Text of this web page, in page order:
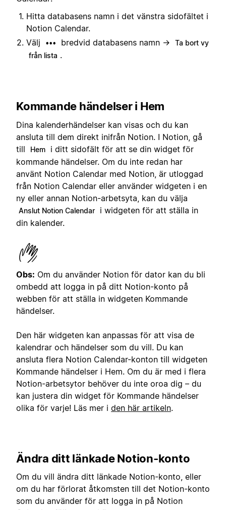
Hitta databasens namn i det vänstra sidofältet i
Notion Calendar.
Välj
••• bredvid databasens namn →
Ta bort vy
från lista .
Kommande händelser i Hem
Dina kalenderhändelser kan visas och du kan
ansluta till dem direkt inifrån Notion. I Notion, gå
till
Hem
i ditt sidofält för att se din widget för
kommande händelser. Om du inte redan har
använt Notion Calendar med Notion, är utloggad
från Notion Calendar eller använder widgeten i en
ny eller annan Notion-arbetsyta, kan du välja
Anslut Notion Calendar
i widgeten för att ställa in
din kalender.
Obs: Om du använder Notion för dator kan du bli
ombedd att logga in på ditt Notion-konto på
webben för att ställa in widgeten Kommande
händelser.
Den här widgeten kan anpassas för att visa de
kalendrar och händelser som du vill. Du kan
ansluta flera Notion Calendar-konton till widgeten
Kommande händelser i Hem. Om du är med i flera
Notion-arbetsytor behöver du inte oroa dig – du
kan justera din widget för Kommande händelser
olika för varje! Läs mer i den här artikeln.
Ändra ditt länkade Notion-konto
Om du vill ändra ditt länkade Notion-konto, eller
om du har förlorat åtkomsten till det Notion-konto
som du använder för att logga in på Notion